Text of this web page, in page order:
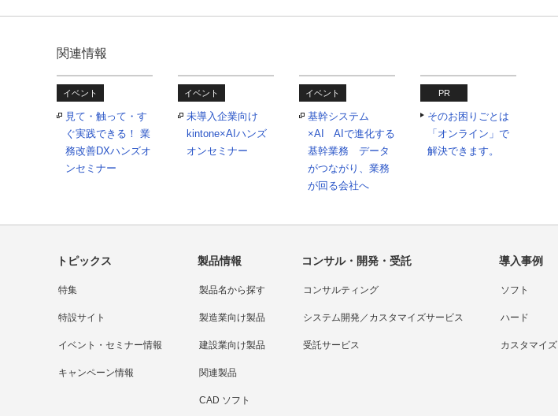
関連情報
イベント
見て・触って・す
ぐ実践できる！ 業
務改善DXハンズオ
ンセミナー
イベント
未導入企業向け
kintone×AIハンズ
オンセミナー
イベント
基幹システム
×AI AIで進化する
基幹業務 データ
がつながり、業務
が回る会社へ
PR
そのお困りごとは
「オンライン」で
解決できます。
トピックス
特集
特設サイト
イベント・セミナー情報
キャンペーン情報
製品情報
製品名から探す
製造業向け製品
建設業向け製品
関連製品
CAD ソフト
コンサル・開発・受託
コンサルティング
システム開発／カスタマイズサービス
受託サービス
導入事例
ソフト
ハード
カスタマイズ